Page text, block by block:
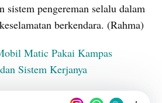
sistem pengereman selalu dalam
berkendara. (Rahma)
Matic Pakai Kampas
Sistem Kerjanya